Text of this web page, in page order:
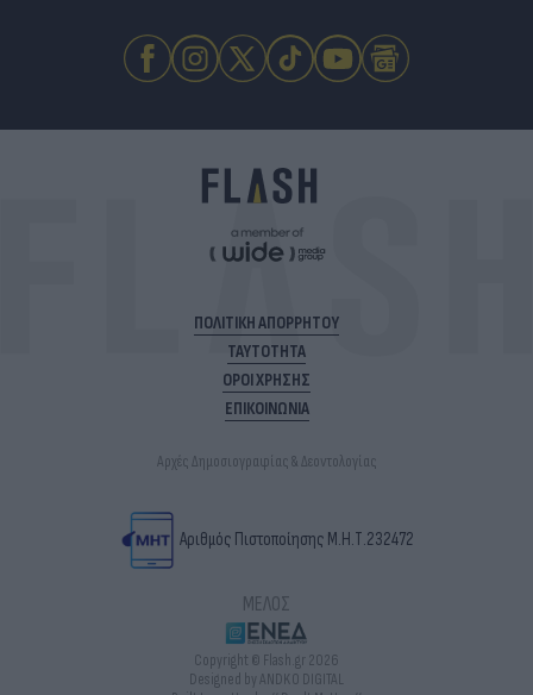
ΠΟΛΙΤΙΚΗ ΑΠΟΡΡΗΤΟΥ
ΤΑΥΤΟΤΗΤΑ
ΟΡΟΙ ΧΡΗΣΗΣ
ΕΠΙΚΟΙΝΩΝΙΑ
Αρχές Δημοσιογραφίας & Δεοντολογίας
Αριθμός Πιστοποίησης Μ.Η.Τ.232472
ΜΕΛΟΣ
Copyright © Flash.gr 2026
Designed by ANDKO DIGITAL